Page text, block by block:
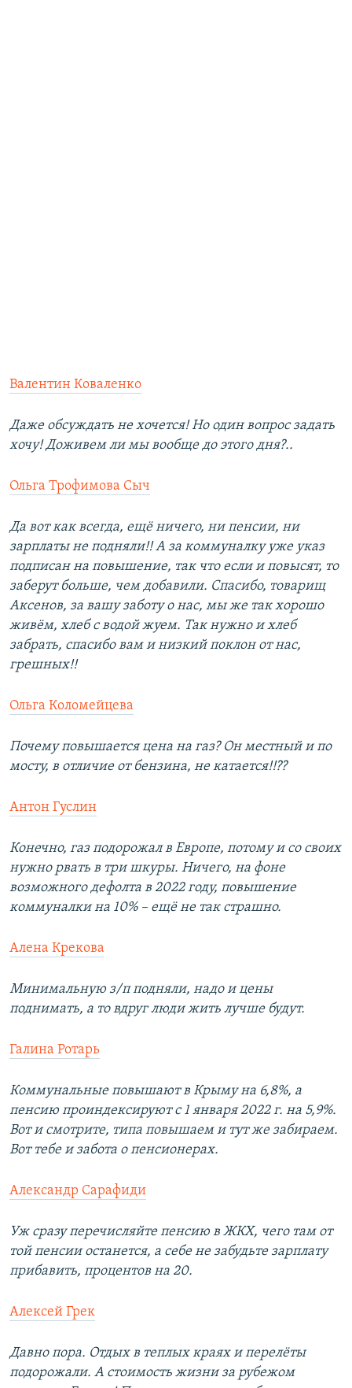
Валентин Коваленко
Даже обсуждать не хочется! Но один вопрос задать
хочу! Доживем ли мы вообще до этого дня?..
Ольга Трофимова Сыч
Да вот как всегда, ещё ничего, ни пенсии, ни
зарплаты не подняли!! А за коммуналку уже указ
подписан на повышение, так что если и повысят, то
заберут больше, чем добавили. Спасибо, товарищ
Аксенов, за вашу заботу о нас, мы же так хорошо
живём, хлеб с водой жуем. Так нужно и хлеб
забрать, спасибо вам и низкий поклон от нас,
грешных!!
Ольга Коломейцева
Почему повышается цена на газ? Он местный и по
мосту, в отличие от бензина, не катается!!??
Антон Гуслин
Конечно, газ подорожал в Европе, потому и со своих
нужно рвать в три шкуры. Ничего, на фоне
возможного дефолта в 2022 году, повышение
коммуналки на 10% – ещё не так страшно.
Алена Крекова
Минимальную з/п подняли, надо и цены
поднимать, а то вдруг люди жить лучше будут.
Галина Ротарь
Коммунальные повышают в Крыму на 6,8%, а
пенсию проиндексируют с 1 января 2022 г. на 5,9%.
Вот и смотрите, типа повышаем и тут же забираем.
Вот тебе и забота о пенсионерах.
Александр Сарафиди
Уж сразу перечисляйте пенсию в ЖКХ, чего там от
той пенсии останется, а себе не забудьте зарплату
прибавить, процентов на 20.
Алексей Грек
Давно пора. Отдых в теплых краях и перелёты
подорожали. А стоимость жизни за рубежом